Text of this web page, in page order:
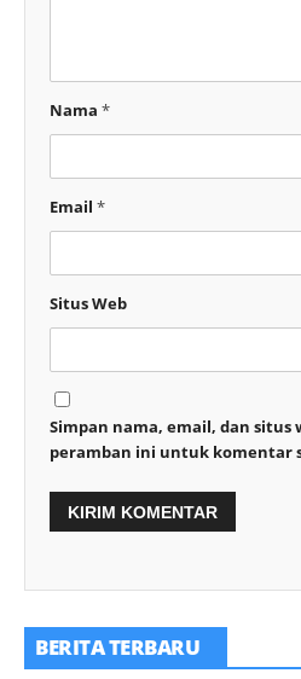
Nama *
Email *
Situs Web
Simpan nama, email, dan situs
peramban ini untuk komentar
BERITA TERBARU